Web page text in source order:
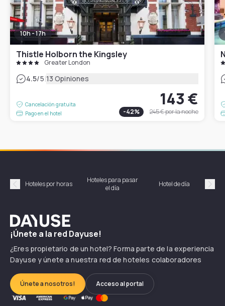
10h - 17h
Thistle Holborn the Kingsley
Greater London
4.5/5|13 Opiniones
Cancelación gratuita
Pago en el hotel
143 €
-42% 245 €por la noche
Précédent
Hoteles por horas
Hoteles para pasar
el día
Hotel de día
Dayuse
¡Únete a la red Dayuse!
¿Eres propietario de un hotel? Forma parte de la experiencia
Dayuse y únete a nuestra red de hoteles colaboradores
Únete a nosotros! Acceso al portal